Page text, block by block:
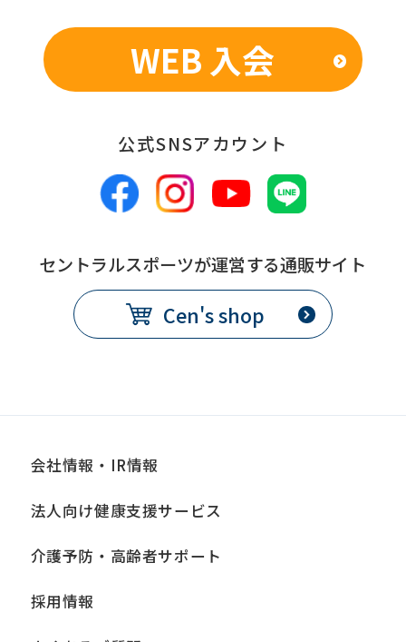
WEB 入会
公式SNSアカウント
セントラルスポーツが運営する通販サイト
Cen's shop
会社情報・IR情報
法人向け健康支援サービス
介護予防・高齢者サポート
採用情報